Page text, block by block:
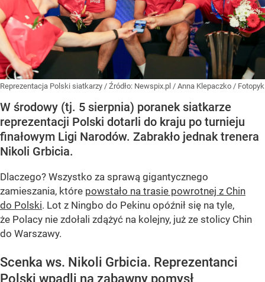
Reprezentacja Polski siatkarzy / Źródło: Newspix.pl / Anna Klepaczko / Fotopyk
W środowy (tj. 5 sierpnia) poranek siatkarze
reprezentacji Polski dotarli do kraju po turnieju
finałowym Ligi Narodów. Zabrakło jednak trenera
Nikoli Grbicia.
Dlaczego? Wszystko za sprawą gigantycznego
zamieszania, które powstało na trasie powrotnej z Chin
do Polski. Lot z Ningbo do Pekinu opóźnił się na tyle,
że Polacy nie zdołali zdążyć na kolejny, już ze stolicy Chin
do Warszawy.
Scenka ws. Nikoli Grbicia. Reprezentanci
Polski wpadli na zabawny pomysł